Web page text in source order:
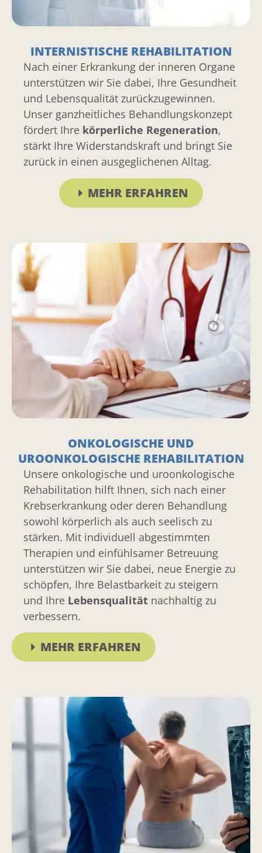
INTERNISTISCHE REHABILITATION
Nach einer Erkrankung der inneren Organe
unterstützen wir Sie dabei, Ihre Gesundheit
und Lebensqualität zurückzugewinnen.
Unser ganzheitliches Behandlungskonzept
fördert Ihre körperliche Regeneration,
stärkt Ihre Widerstandskraft und bringt Sie
zurück in einen ausgeglichenen Alltag.
MEHR ERFAHREN
ONKOLOGISCHE UND
UROONKOLOGISCHE REHABILITATION
Unsere onkologische und uroonkologische
Rehabilitation hilft Ihnen, sich nach einer
Krebserkrankung oder deren Behandlung
sowohl körperlich als auch seelisch zu
stärken. Mit individuell abgestimmten
Therapien und einfühlsamer Betreuung
unterstützen wir Sie dabei, neue Energie zu
schöpfen, Ihre Belastbarkeit zu steigern
und Ihre Lebensqualität nachhaltig zu
verbessern.
MEHR ERFAHREN